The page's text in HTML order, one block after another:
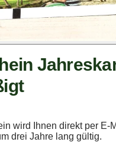
wird Ihnen direkt per E-
drei Jahre lang gültig.